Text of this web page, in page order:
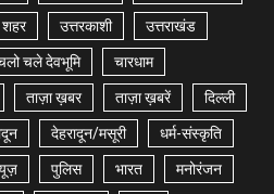
उत्तरकाशी उत्तराखंड
चले देवभूमि चारधाम
ताज़ा ख़बर ताज़ा ख़बरें दिल्ली
देहरादून/मसूरी धर्म-संस्कृति
पुलिस भारत मनोरंजन